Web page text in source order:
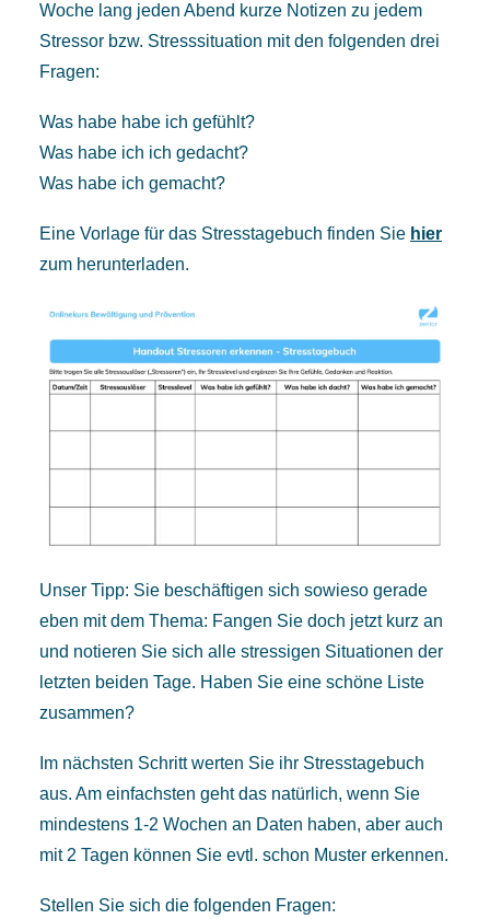
Woche lang jeden Abend kurze Notizen zu jedem
Stressor bzw. Stresssituation mit den folgenden drei
Fragen:
Was habe habe ich gefühlt?
Was habe ich ich gedacht?
Was habe ich gemacht?
Eine Vorlage für das Stresstagebuch finden Sie hier
zum herunterladen.
Unser Tipp: Sie beschäftigen sich sowieso gerade
eben mit dem Thema: Fangen Sie doch jetzt kurz an
und notieren Sie sich alle stressigen Situationen der
letzten beiden Tage. Haben Sie eine schöne Liste
zusammen?
Im nächsten Schritt werten Sie ihr Stresstagebuch
aus. Am einfachsten geht das natürlich, wenn Sie
mindestens 1-2 Wochen an Daten haben, aber auch
mit 2 Tagen können Sie evtl. schon Muster erkennen.
Stellen Sie sich die folgenden Fragen: